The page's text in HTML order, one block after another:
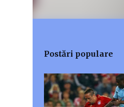
Postări populare